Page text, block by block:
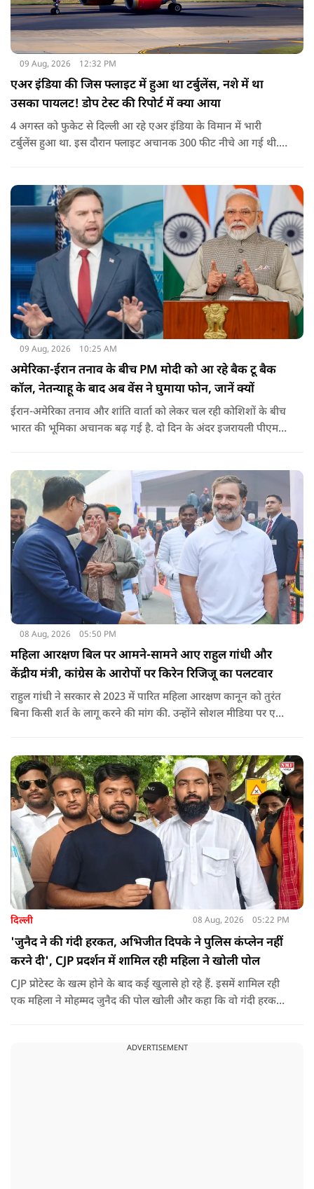
09 Aug, 2026 12:32 PM
एअर इंडिया की जिस फ्लाइट में हुआ था टर्बुलेंस, नशे में था
उसका पायलट! डोप टेस्ट की रिपोर्ट में क्या आया
4 अगस्त को फुकेट से दिल्ली आ रहे एअर इंडिया के विमान में भारी
टर्बुलेंस हुआ था. इस दौरान फ्लाइट अचानक 300 फीट नीचे आ गई थी.
09 Aug, 2026 10:25 AM
अमेरिका-ईरान तनाव के बीच PM मोदी को आ रहे बैक टू बैक
कॉल, नेतन्याहू के बाद अब वेंस ने घुमाया फोन, जानें क्यों
ईरान-अमेरिका तनाव और शांति वार्ता को लेकर चल रही कोशिशों के बीच
भारत की भूमिका अचानक बढ़ गई है. दो दिन के अंदर इजरायली पीएम
08 Aug, 2026 05:50 PM
महिला आरक्षण बिल पर आमने-सामने आए राहुल गांधी और
केंद्रीय मंत्री, कांग्रेस के आरोपों पर किरेन रिजिजू का पलटवार
राहुल गांधी ने सरकार से 2023 में पारित महिला आरक्षण कानून को तुरंत
बिना किसी शर्त के लागू करने की मांग की. उन्होंने सोशल मीडिया पर एक
दिल्ली 08 Aug, 2026 05:22 PM
'जुनैद ने की गंदी हरकत, अभिजीत दिपके ने पुलिस कंप्लेन नहीं
करने दी', CJP प्रदर्शन में शामिल रही महिला ने खोली पोल
CJP प्रोटेस्ट के खत्म होने के बाद कई खुलासे हो रहे हैं. इसमें शामिल रही
एक महिला ने मोहम्मद जुनैद की पोल खोली और कहा कि वो गंदी हरकतें
ADVERTISEMENT